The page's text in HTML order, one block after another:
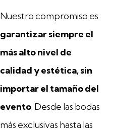
Nuestro compromiso es
garantizar siempre el
más alto nivel de
calidad y estética, sin
importar el tamaño del
evento. Desde las bodas
más exclusivas hasta las